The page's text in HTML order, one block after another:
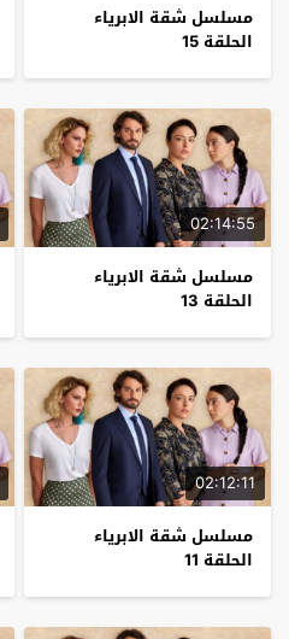
مسلسل شقة الابرياء
الحلقة 15
02:14:55
مسلسل شقة الابرياء
الحلقة 13
02:12:11
مسلسل شقة الابرياء
الحلقة 11